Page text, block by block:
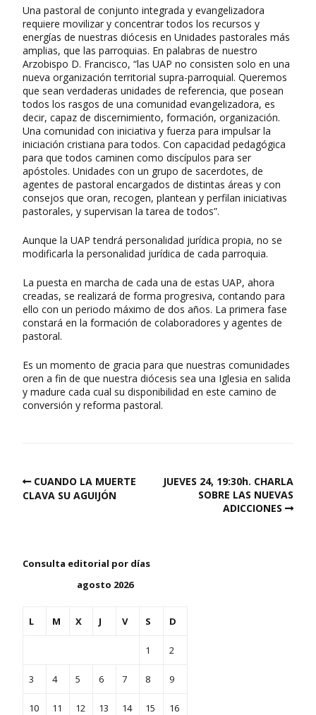
Una pastoral de conjunto integrada y evangelizadora
requiere movilizar y concentrar todos los recursos y
energías de nuestras diócesis en Unidades pastorales más
amplias, que las parroquias. En palabras de nuestro
Arzobispo D. Francisco, “las UAP no consisten solo en una
nueva organización territorial supra-parroquial. Queremos
que sean verdaderas unidades de referencia, que posean
todos los rasgos de una comunidad evangelizadora, es
decir, capaz de discernimiento, formación, organización.
Una comunidad con iniciativa y fuerza para impulsar la
iniciación cristiana para todos. Con capacidad pedagógica
para que todos caminen como discípulos para ser
apóstoles. Unidades con un grupo de sacerdotes, de
agentes de pastoral encargados de distintas áreas y con
consejos que oran, recogen, plantean y perfilan iniciativas
pastorales, y supervisan la tarea de todos”.
Aunque la UAP tendrá personalidad jurídica propia, no se
modificarla la personalidad jurídica de cada parroquia.
La puesta en marcha de cada una de estas UAP, ahora
creadas, se realizará de forma progresiva, contando para
ello con un periodo máximo de dos años. La primera fase
constará en la formación de colaboradores y agentes de
pastoral.
Es un momento de gracia para que nuestras comunidades
oren a fin de que nuestra diócesis sea una Iglesia en salida
y madure cada cual su disponibilidad en este camino de
conversión y reforma pastoral.
CUANDO LA MUERTE
CLAVA SU AGUIJÓN
JUEVES 24, 19:30h. CHARLA
SOBRE LAS NUEVAS
ADICCIONES
Consulta editorial por días
agosto 2026
L M X J V S D
1 2
3 4 5 6 7 8 9
10 11 12 13 14 15 16